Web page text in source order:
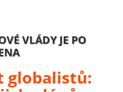
VLÁDY JE PO
globalistů: